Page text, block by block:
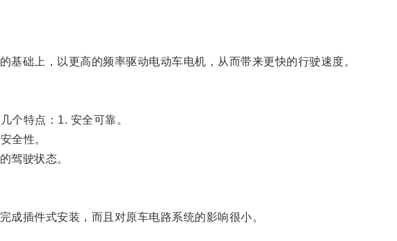
础上，以更高的频率驱动电动车电机，从而带来更快的行驶速度。
特点：1. 安全可靠。
全性。
驾驶状态。
插件式安装，而且对原车电路系统的影响很小。